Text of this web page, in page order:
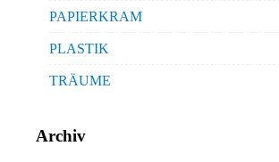
PAPIERKRAM
PLASTIK
TRÄUME
Archiv